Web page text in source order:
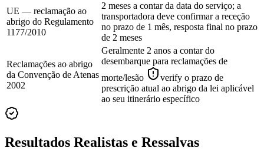
UE — reclamação ao
abrigo do Regulamento
1177/2010
2 meses a contar da data do serviço; a
transportadora deve confirmar a receção
no prazo de 1 mês, resposta final no prazo
de 2 meses
Reclamações ao abrigo
da Convenção de Atenas
2002
Geralmente 2 anos a contar do
desembarque para reclamações de
morte/lesão
verify o prazo de
prescrição atual ao abrigo da lei aplicável
ao seu itinerário específico
Resultados Realistas e Ressalvas